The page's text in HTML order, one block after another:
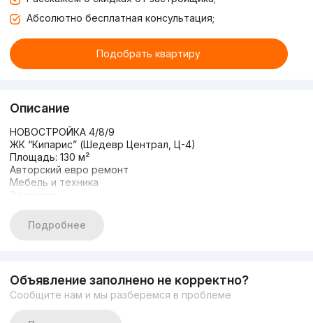
Абсолютно бесплатная консультация;
Подобрать квартиру
Описание
НОВОСТРОЙКА 4/8/9
ЖК “Кипарис” (Шедевр Централ, Ц-4)
Площадь: 130 м²
Авторский евро ремонт
Мебель и техника
2 санузла
Цена: 320.000 у.е. торг
Тел:
Подробнее
Объявление заполнено не корректно?
Сообщите нам и мы разберёмся в проблеме